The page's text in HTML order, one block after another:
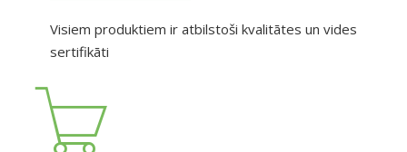
Visiem produktiem ir atbilstoši kvalitātes un vides
sertifikāti